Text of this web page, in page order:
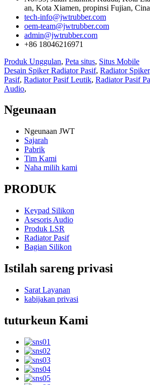
an, Kota Xiamen, propinsi Fujian,
tech-info@jwtrubber.com
oem-team@jwtrubber.com
admin@jwtrubber.com
+86 18046216971
Produk Unggulan, Peta situs, Situs Mobile
Desain Spiker Radiator Pasif, Radiator Spiker
Pasif, Radiator Pasif Leutik, Radiator Pasif
Audio,
Ngeunaan
Ngeunaan JWT
Sajarah
Pabrik
Tim Kami
Naha milih kami
PRODUK
Keypad Silikon
Asesoris Audio
Produk LSR
Radiator Pasif
Bagian Silikon
Istilah sareng privasi
Sarat Layanan
kabijakan privasi
tuturkeun Kami